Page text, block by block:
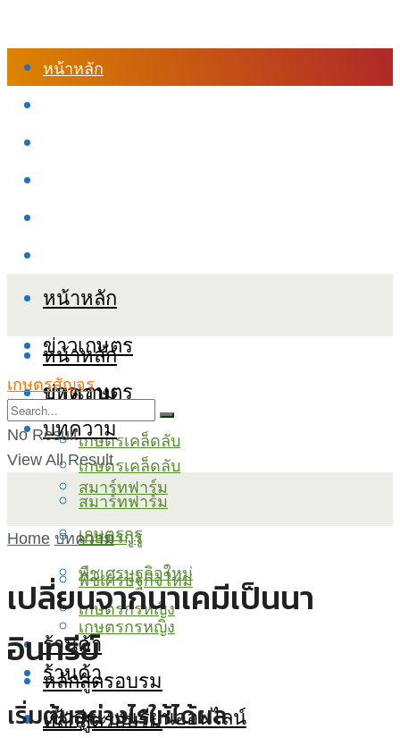
หน้าหลัก
หน้าหลัก
ข่าวเกษตร
บทความ
เกษตรเคล็ดลับ
สมาร์ทฟาร์ม
เกษตรกูรู
พืชเศรษฐกิจใหม่
เกษตรกรหญิง
ร้านค้า
หลักสูตรอบรม
หน้าหลัก
ข่าวเกษตร
บทความ
เกษตรเคล็ดลับ
สมาร์ทฟาร์ม
เกษตรกูรู
พืชเศรษฐกิจใหม่
เกษตรกรหญิง
ร้านค้า
หลักสูตรอบรม
เข้าสู่ระบบเรียนออนไลน์
เกษตรสัญจร
No Result
View All Result
Home บทความ
เปลี่ยนจากนาเคมีเป็นนา
อินทรีย์
เริ่มต้นอย่างไรให้ได้ผล